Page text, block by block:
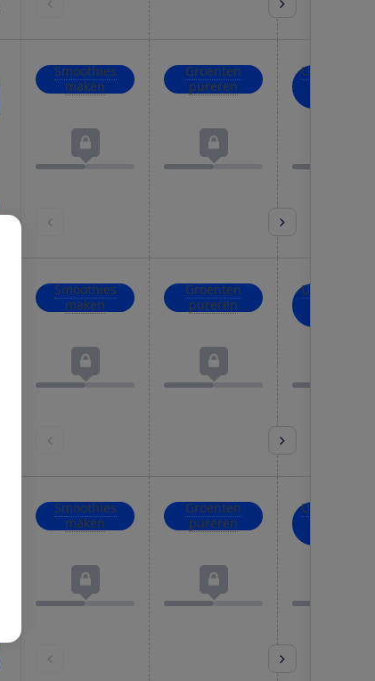
Smoothies
maken
Groenten
pureren
Uien,
Smoothies
maken
Groenten
pureren
Uien,
Smoothies
maken
Groenten
pureren
Uien,